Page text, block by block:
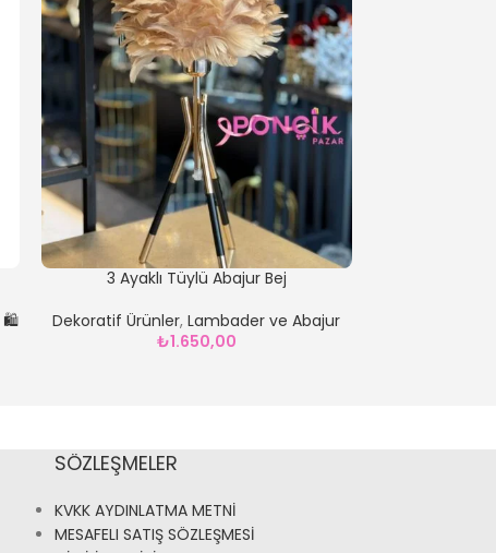
🛍️
3 Ayaklı Tüylü Abajur Bej
Dekoratif Ürünler,Lambader ve Abajur
₺1.650,00
SÖZLEŞMELER
KVKK AYDINLATMA METNİ
MESAFELI SATIŞ SÖZLEŞMESİ